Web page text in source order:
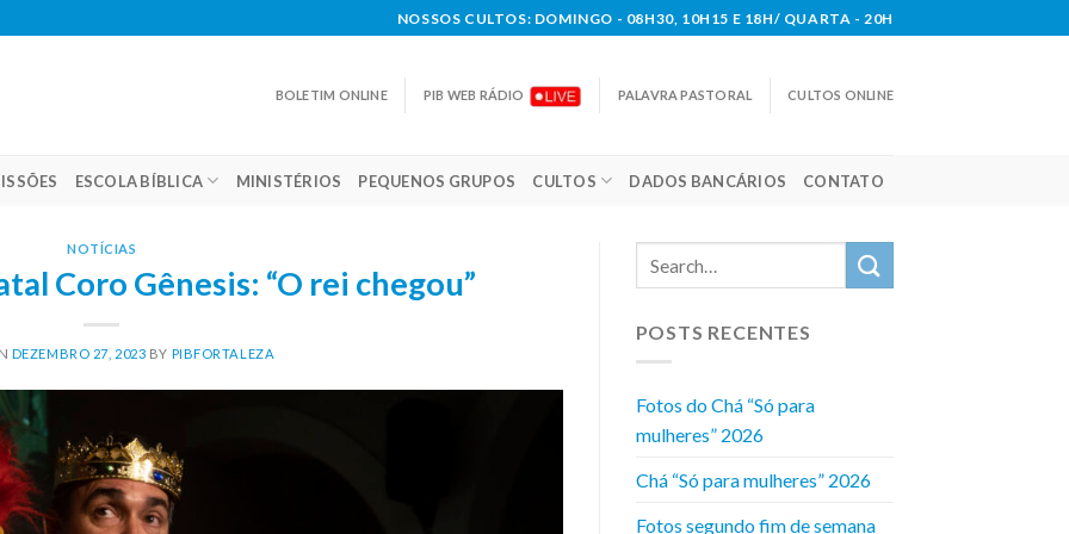
NOSSOS CULTOS: DOMINGO - 08H30, 10H15 E 18H/ QUARTA - 20H
BOLETIM ONLINE PIB WEB RÁDIO PALAVRA PASTORAL CULTOS ONLINE
ESCOLA BÍBLICA MINISTÉRIOS PEQUENOS GRUPOS CULTOS DADOS BANCÁRIOS CONTATO
NOTÍCIAS
Coro Gênesis: “O rei chegou”
DEZEMBRO 27, 2023 BY PIBFORTALEZA
POSTS RECENTES
Fotos do Chá “Só para
mulheres” 2026
Chá “Só para mulheres” 2026
Fotos segundo fim de semana